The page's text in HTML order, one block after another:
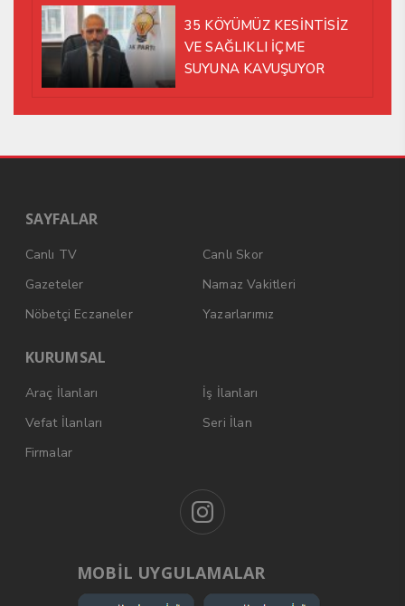
35 KÖYÜMÜZ KESİNTİSİZ
VE SAĞLIKLI İÇME
SUYUNA KAVUŞUYOR
SAYFALAR
Canlı TV
Canlı Skor
Gazeteler
Namaz Vakitleri
Nöbetçi Eczaneler
Yazarlarımız
KURUMSAL
Araç İlanları
İş İlanları
Vefat İlanları
Seri İlan
Firmalar
MOBİL UYGULAMALAR